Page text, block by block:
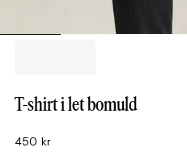
T-shirt i let bomuld
450 kr